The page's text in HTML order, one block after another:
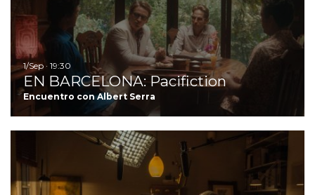
1/Sep · 19:30
EN BARCELONA: Pacifiction
Encuentro con Albert Serra